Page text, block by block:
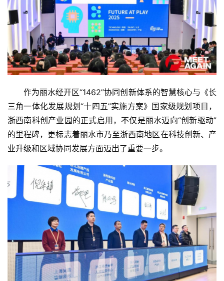
作为丽水经开区“1462”协同创新体系的智慧核心与《长
三角一体化发展规划“十四五”实施方案》国家级规划项目，
浙西南科创产业园的正式启用，不仅是丽水迈向“创新驱动”
的里程碑，更标志着丽水市乃至浙西南地区在科技创新、产
业升级和区域协同发展方面迈出了重要一步。